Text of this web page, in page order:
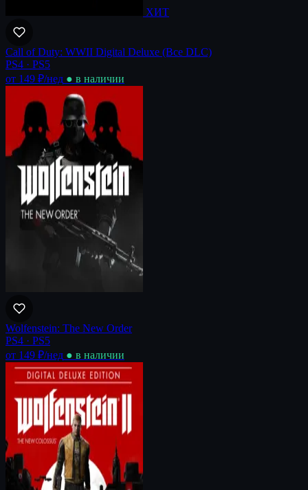
ХИТ
Call of Duty: WWII Digital Deluxe (Все DLC)
PS4 · PS5
от 149 ₽/нед ● в наличии
Wolfenstein: The New Order
PS4 · PS5
от 149 ₽/нед ● в наличии